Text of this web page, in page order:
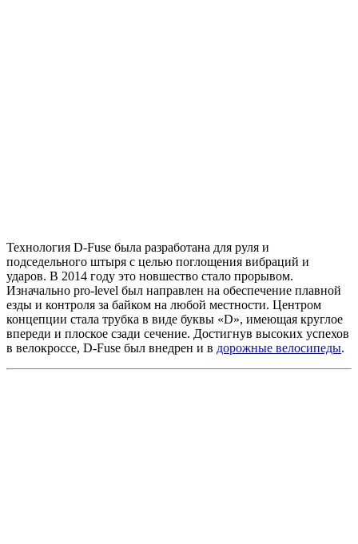
Технология D-Fuse была разработана для руля и
подседельного штыря с целью поглощения вибраций и
ударов. В 2014 году это новшество стало прорывом.
Изначально pro-level был направлен на обеспечение плавной
езды и контроля за байком на любой местности. Центром
концепции стала трубка в виде буквы «D», имеющая круглое
впереди и плоское сзади сечение. Достигнув высоких успехов
в велокроссе, D-Fuse был внедрен и в дорожные велосипеды.